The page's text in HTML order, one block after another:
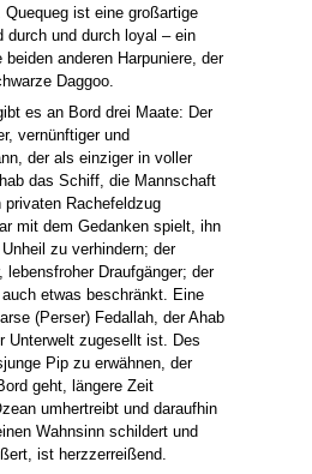
Quequeg ist eine großartige
durch und durch loyal – ein
beiden anderen Harpuniere, der
Daggoo.
es an Bord drei Maate: Der
vernünftiger und
der als einziger in voller
das Schiff, die Mannschaft
Rachefeldzug
mit dem Gedanken spielt, ihn
zu verhindern; der
Draufgänger; der
etwas beschränkt. Eine
(Perser) Fedallah, der Ahab
Unterwelt zugesellt ist. Des
Pip zu erwähnen, der
geht, längere Zeit
umhertreibt und daraufhin
Wahnsinn schildert und
ist herzzerreißend.